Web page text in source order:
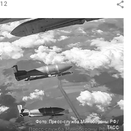
12
Фото: Пресс-служба Минобороны РФ/
ТАСС